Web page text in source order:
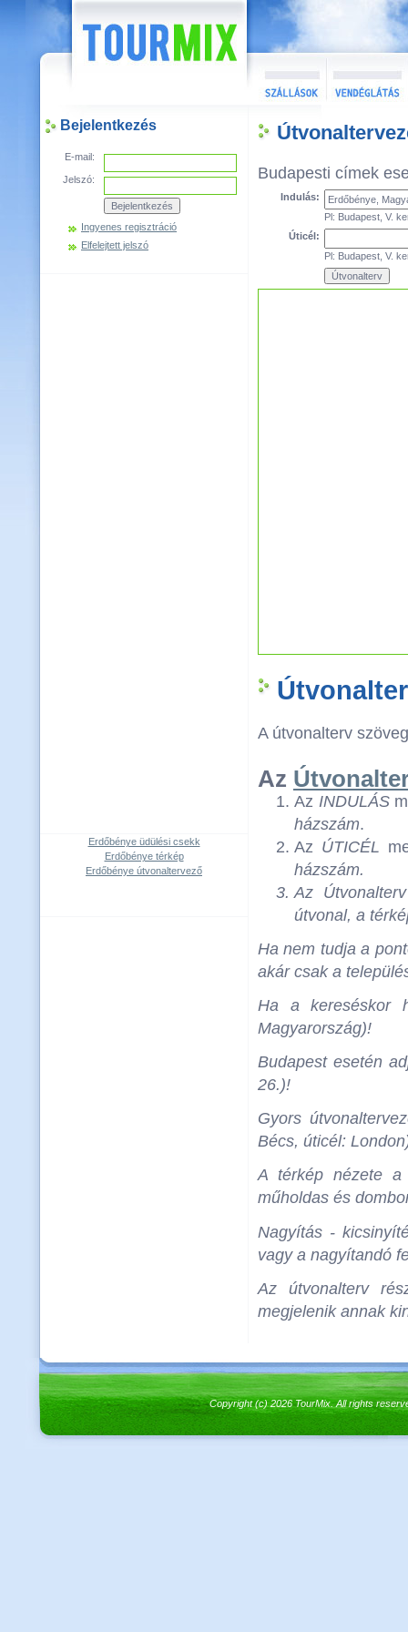
Bejelentkezés
E-mail:
Jelszó:
Ingyenes regisztráció
Elfelejtett jelszó
Erdőbénye üdülési csekk
Erdőbénye térkép
Erdőbénye útvonaltervező
Budapesti címek
Indulás:
Pl: Budapest, V.
Úticél:
Pl: Budapest, V.
A útvonalterv
Az
Az INDULÁS
házszám.
Az ÚTICÉL
házszám.
Az Útvonalterv
útvonal, a
Ha nem tudja a
akár csak a
Ha a kereséskor
Magyarország)!
Budapest esetén
26.)!
Gyors
Bécs, úticél:
A térkép nézete a
műholdas és
Nagyítás -
vagy a nagyítandó
Az útvonalterv
megjelenik annak
Copyright (c) 2026 TourMix. All rights